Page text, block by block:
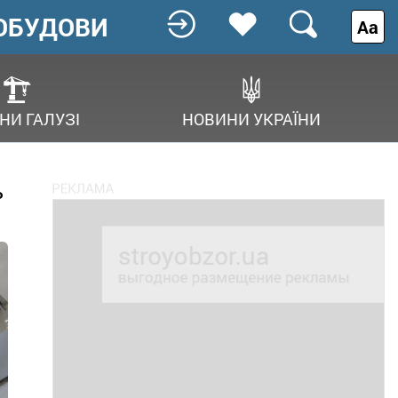
ГАЛУЗІ НОВИНИ УКРАЇНИ
Аа